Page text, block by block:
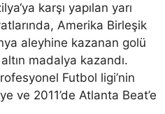
karşı yapılan yarı
Amerika Birleşik
aleyhine kazanan golü
madalya kazandı.
Futbol ligi’nin
ve 2011’de Atlanta Beat’e